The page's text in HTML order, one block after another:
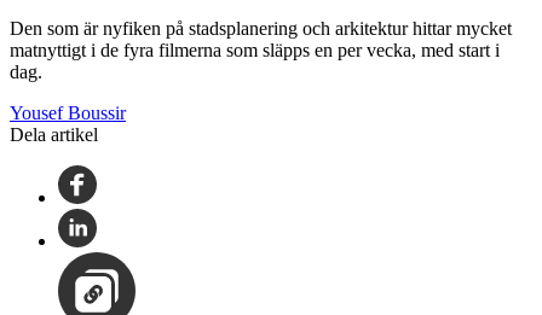
Den som är nyfiken på stadsplanering och arkitektur hittar mycket
matnyttigt i de fyra filmerna som släpps en per vecka, med start i
dag.
Yousef Boussir
Dela artikel